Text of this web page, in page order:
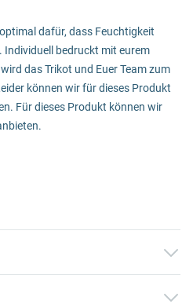
dafür, dass Feuchtigkeit
bedruckt mit eurem
das Trikot und Euer Team zum
können wir für dieses Produkt
Für dieses Produkt können wir